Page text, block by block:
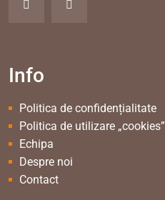
Info
Politica de confidențialitate
Politica de utilizare „cookies”
Echipa
Despre noi
Contact